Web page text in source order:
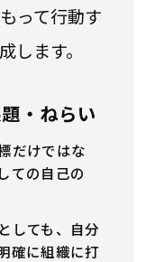
よくあるご質問
ン
イン
って行動す
します。
・ねらい
だけではな
ての自己の
しても、自分
確に組織に打